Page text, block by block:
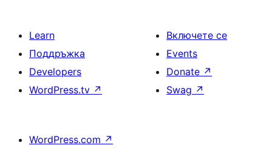
Learn
Поддръжка
Developers
WordPress.tv ↗
Включете се
Events
Donate ↗
Swag ↗
WordPress.com ↗